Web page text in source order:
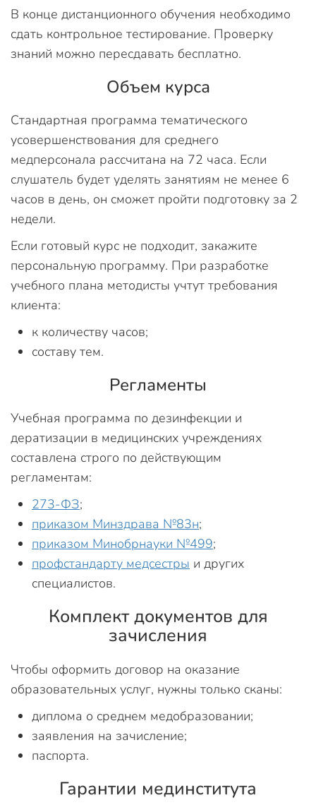
В конце дистанционного обучения необходимо
сдать контрольное тестирование. Проверку
знаний можно пересдавать бесплатно.
Объем курса
Стандартная программа тематического
усовершенствования для среднего
медперсонала рассчитана на 72 часа. Если
слушатель будет уделять занятиям не менее 6
часов в день, он сможет пройти подготовку за 2
недели.
Если готовый курс не подходит, закажите
персональную программу. При разработке
учебного плана методисты учтут требования
клиента:
к количеству часов;
составу тем.
Регламенты
Учебная программа по дезинфекции и
дератизации в медицинских учреждениях
составлена строго по действующим
регламентам:
273-ФЗ;
приказом Минздрава №83н;
приказом Минобрнауки №499;
профстандарту медсестры и других
специалистов.
Комплект документов для
зачисления
Чтобы оформить договор на оказание
образовательных услуг, нужны только сканы:
диплома о среднем медобразовании;
заявления на зачисление;
паспорта.
Гарантии мединститута